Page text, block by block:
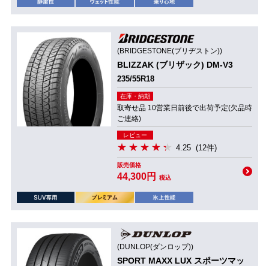
(BRIDGESTONE(ブリヂストン))
BLIZZAK (ブリザック) DM-V3
235/55R18
在庫・納期
取寄せ品 10営業日前後で出荷予定(欠品時
ご連絡)
レビュー
4.25 (12件)
販売価格
44,300円 税込
(DUNLOP(ダンロップ))
SPORT MAXX LUX スポーツマッ